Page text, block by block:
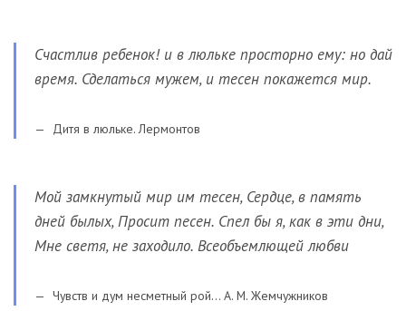
Счастлив ребенок! и в люльке просторно ему: но дай
время. Сделаться мужем, и тесен покажется мир.
Дитя в люльке. Лермонтов
Мой замкнутый мир им тесен, Сердце, в память
дней былых, Просит песен. Спел бы я, как в эти дни,
Мне светя, не заходило. Всеобъемлющей любви
Чувств и дум несметный рой… А. М. Жемчужников